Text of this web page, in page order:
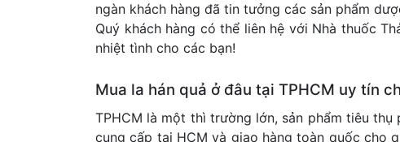
ngàn khách hàng đã tin tưởng các sản phẩm
Quý khách hàng có thể liên hệ với Nhà thuốc
nhiệt tình cho các bạn!
Mua la hán quả ở đâu tại TPHCM uy tín
TPHCM là một thì trường lớn, sản phẩm tiêu
cung cấp tại HCM và giao hàng toàn quốc cho